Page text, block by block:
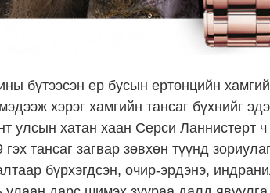
бүтээсэн ер бусын ертөнцийн
хэрэг хамгийн тансаг бүхнийг
улсын хатан хаан Серси Ланнистерт
тансаг загвар зөвхөн түүнд
бүрхэгдсэн, очир-эрдэнэ,